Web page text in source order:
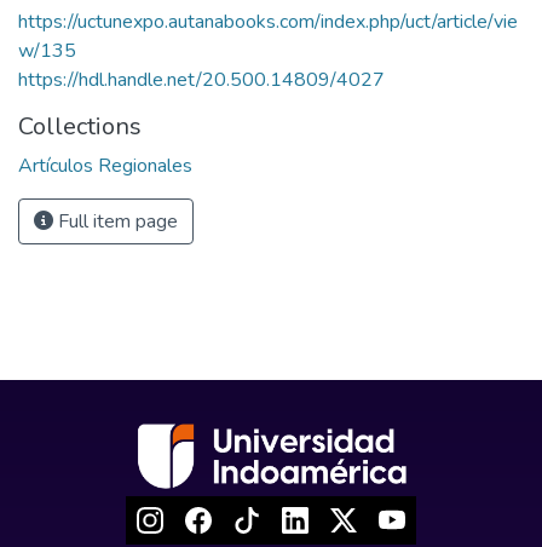
https://uctunexpo.autanabooks.com/index.php/uct/article/vie
w/135
https://hdl.handle.net/20.500.14809/4027
Collections
Artículos Regionales
Full item page